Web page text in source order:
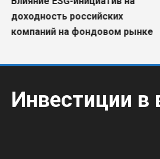
российских
на фондовом рынке
Инвестиции в